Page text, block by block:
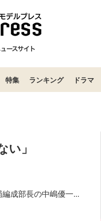
特集 ランキング ドラマ
」
成部長の中嶋優一...